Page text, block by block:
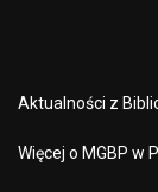
Aktualności z
Więcej o MGBP w